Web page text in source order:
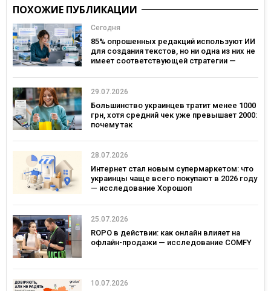
ПОХОЖИЕ ПУБЛИКАЦИИ
Сегодня
85% опрошенных редакций используют ИИ
для создания текстов, но ни одна из них не
имеет соответствующей стратегии —
29.07.2026
Большинство украинцев тратит менее 1000
грн, хотя средний чек уже превышает 2000:
почему так
28.07.2026
Интернет стал новым супермаркетом: что
украинцы чаще всего покупают в 2026 году
— исследование Хорошоп
25.07.2026
ROPO в действии: как онлайн влияет на
офлайн-продажи — исследование COMFY
10.07.2026